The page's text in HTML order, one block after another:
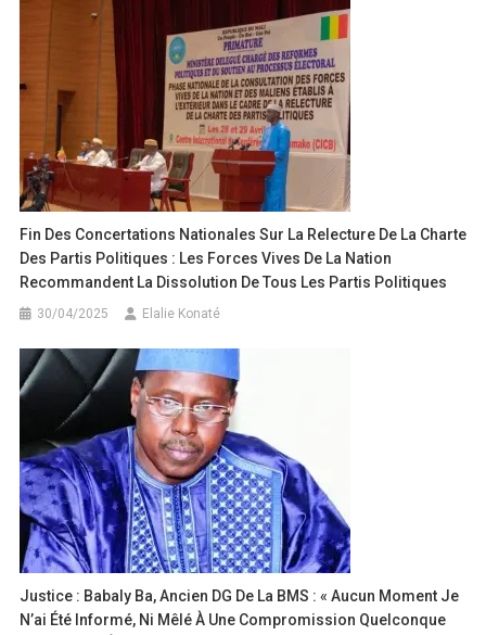
Fin Des Concertations Nationales Sur La Relecture De La Charte
Des Partis Politiques : Les Forces Vives De La Nation
Recommandent La Dissolution De Tous Les Partis Politiques
30/04/2025 Elalie Konaté
Justice : Babaly Ba, Ancien DG De La BMS : « Aucun Moment Je
N’ai Été Informé, Ni Mêlé À Une Compromission Quelconque